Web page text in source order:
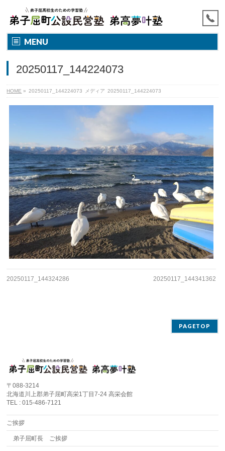
MENU
20250117_144224073
HOME » 20250117_144224073 メディア 20250117_144224073
20250117_144324286 20250117_144341362
PAGETOP
〒088-3214
北海道川上郡弟子屈町高栄1丁目7-24 高栄会館
TEL : 015-486-7121
ご挨拶
弟子屈町長 ご挨拶